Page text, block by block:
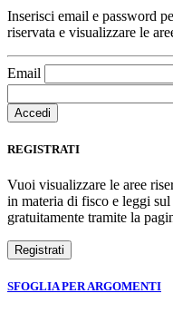
Inserisci email e password
riservata e visualizzare le
Email
REGISTRATI
Vuoi visualizzare le aree
in materia di fisco e leggi
gratuitamente tramite la
SFOGLIA PER ARGOMENTI